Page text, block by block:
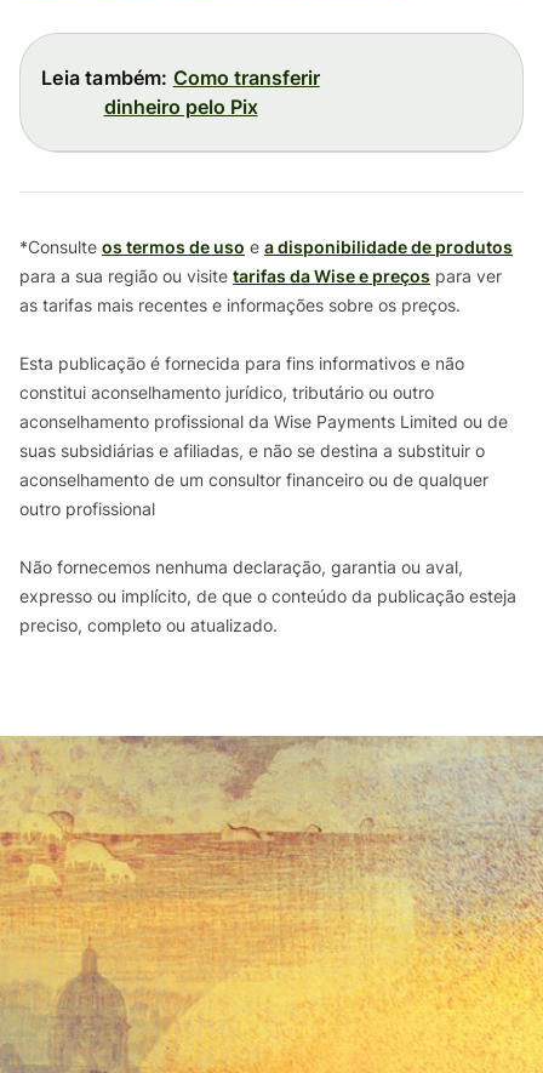
Leia também: Como transferir
dinheiro pelo Pix
*Consulte os termos de uso e a disponibilidade de produtos
para a sua região ou visite tarifas da Wise e preços para ver
as tarifas mais recentes e informações sobre os preços.
Esta publicação é fornecida para fins informativos e não
constitui aconselhamento jurídico, tributário ou outro
aconselhamento profissional da Wise Payments Limited ou de
suas subsidiárias e afiliadas, e não se destina a substituir o
aconselhamento de um consultor financeiro ou de qualquer
outro profissional
Não fornecemos nenhuma declaração, garantia ou aval,
expresso ou implícito, de que o conteúdo da publicação esteja
preciso, completo ou atualizado.